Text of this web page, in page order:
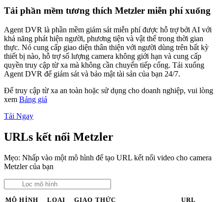
Tải phần mềm tương thích Metzler miễn phí xuống
Agent DVR là phần mềm giám sát miễn phí được hỗ trợ bởi AI với
khả năng phát hiện người, phương tiện và vật thể trong thời gian
thực. Nó cung cấp giao diện thân thiện với người dùng trên bất kỳ
thiết bị nào, hỗ trợ số lượng camera không giới hạn và cung cấp
quyền truy cập từ xa mà không cần chuyển tiếp cổng. Tải xuống
Agent DVR để giám sát và bảo mật tài sản của bạn 24/7.
Để truy cập từ xa an toàn hoặc sử dụng cho doanh nghiệp, vui lòng
xem Bảng giá
Tải Ngay
URLs kết nối Metzler
Mẹo: Nhấp vào một mô hình để tạo URL kết nối video cho camera
Metzler của bạn
MÔ HÌNH LOẠI GIAO THỨC URL